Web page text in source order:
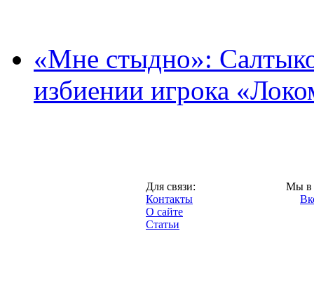
«Мне стыдно»:
избиении игрока
Для связи:
Контакты
О сайте
Статьи
Мы в